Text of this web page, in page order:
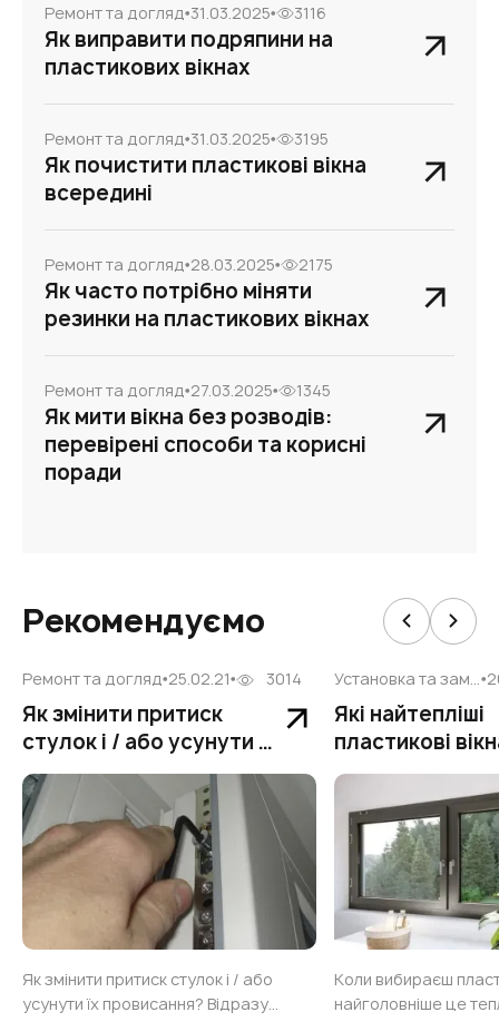
Ремонт та догляд 31.03.2025 3116
Як виправити подряпини на
пластикових вікнах
Ремонт та догляд 31.03.2025 3195
Як почистити пластикові вікна
всередині
Ремонт та догляд 28.03.2025 2175
Як часто потрібно міняти
резинки на пластикових вікнах
Ремонт та догляд 27.03.2025 1345
Як мити вікна без розводів:
перевірені способи та корисні
поради
Рекомендуємо
Ремонт та догляд 25.02.21 3014
Як змінити притиск
стулок і / або усунути їх
провисання?
Як змінити притиск стулок і / або
усунути їх провисання? Відразу
Установка та заміна
Які найтепліші
пластикові
ключові
вибору
Коли вибираєш
найголовніше це